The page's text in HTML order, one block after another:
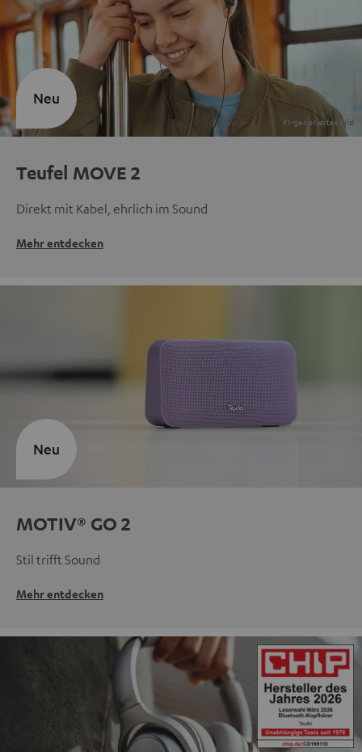
Teufel MOVE 2
Direkt mit Kabel, ehrlich im Sound
Mehr entdecken
Neu
MOTIV® GO 2
Stil trifft Sound
Mehr entdecken
Neu